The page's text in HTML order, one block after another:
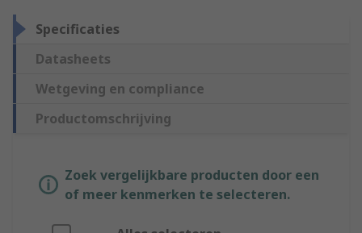
Specificaties
Datasheets
Wetgeving en compliance
Productomschrijving
Zoek vergelijkbare producten door een
of meer kenmerken te selecteren.